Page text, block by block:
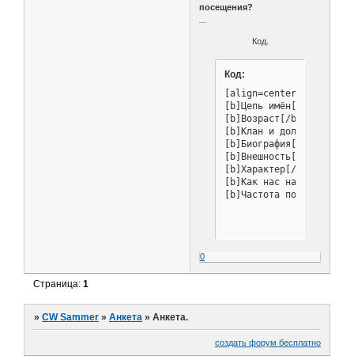
посещения?
Код.
Код:
[align=center][b]Имя[/
[b]Цепь имён[/b]
[b]Возраст[/b]
[b]Клан и должность[/b]
[b]Биография[/b]
[b]Внешность[/b]
[b]Характер[/b]
[b]Как нас нашли?[/b]
[b]Частота
0
Страница:1
»CW Sammer »Анкета »Анкета.
создать форум бесплатно